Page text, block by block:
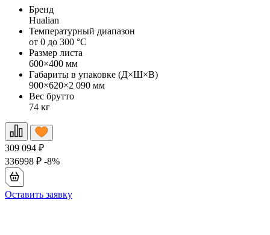
Бренд
Hualian
Температурный диапазон
от 0 до 300 °С
Размер листа
600×400 мм
Габариты в упаковке (Д×Ш×В)
900×620×2 090 мм
Вес брутто
74 кг
309 094 ₽
336998 ₽ -8%
Оставить заявку